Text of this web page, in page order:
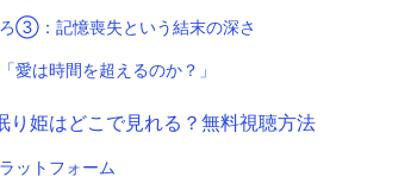
③：記憶喪失という結末の深さ
愛は時間を超えるのか？」
り姫はどこで見れる？無料視聴方法
ットフォーム